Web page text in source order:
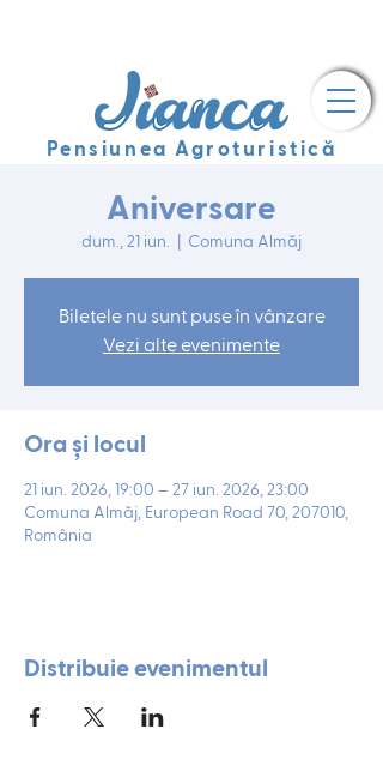
Pensiunea Agroturistică
Aniversare
dum., 21 iun. Comuna Almăj
Biletele nu sunt puse în vânzare
Vezi alte evenimente
Ora și locul
21 iun. 2026, 19:00 – 27 iun. 2026, 23:00
Comuna Almăj, European Road 70, 207010,
România
Distribuie evenimentul